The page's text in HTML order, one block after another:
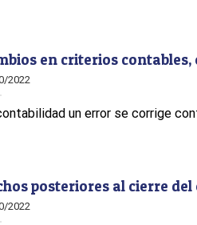
en criterios
2022
un error se corrige
posteriores al cierre
2022